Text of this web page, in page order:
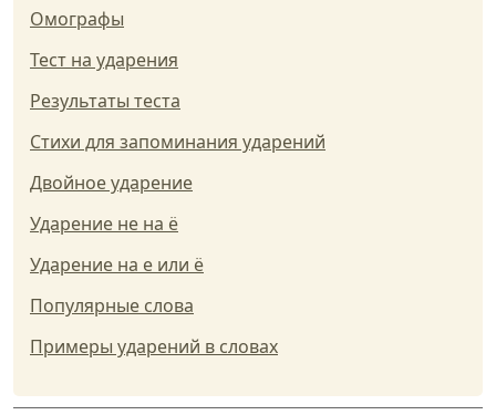
Омографы
Тест на ударения
Результаты теста
Стихи для запоминания ударений
Двойное ударение
Ударение не на ё
Ударение на е или ё
Популярные слова
Примеры ударений в словах